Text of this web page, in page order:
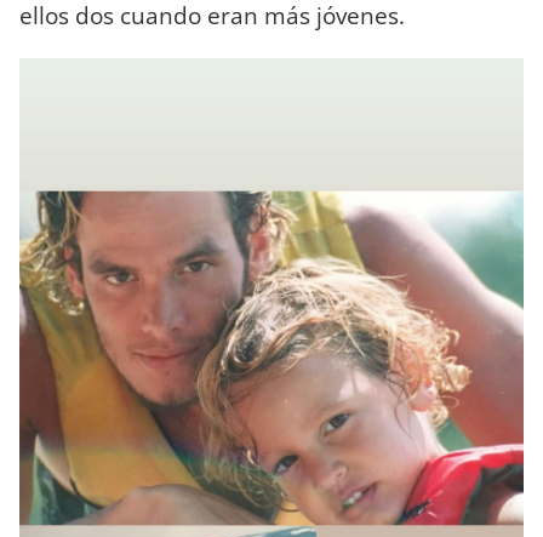
ellos dos cuando eran más jóvenes.